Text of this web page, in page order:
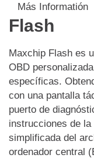
Más Informatión
Flash
Maxchip Flash es
OBD
específicas.
con una pantalla
puerto de
instrucciones de
simplificada del
ordenador central